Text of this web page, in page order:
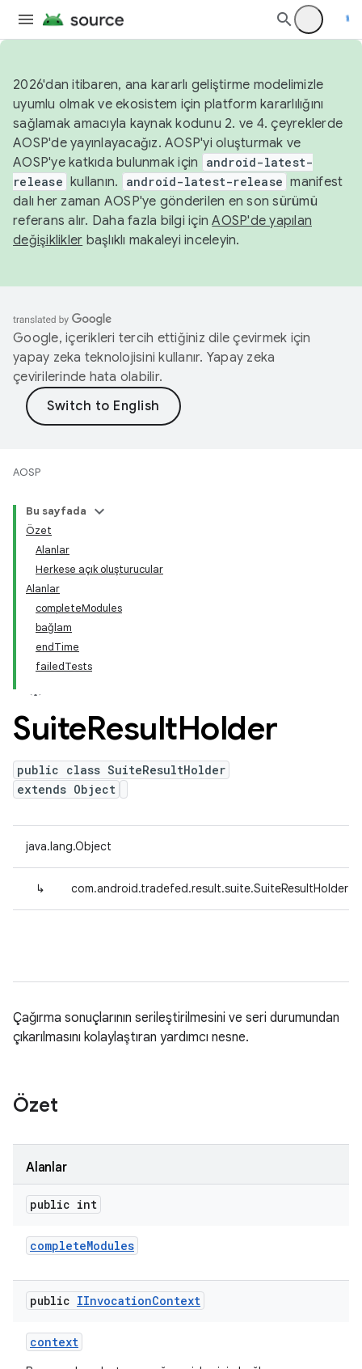
2026'dan itibaren, ana kararlı geliştirme modelimizle
uyumlu olmak ve ekosistem için platform kararlılığını
sağlamak amacıyla kaynak kodunu 2. ve 4. çeyreklerde
AOSP'de yayınlayacağız. AOSP'yi oluşturmak ve
AOSP'ye katkıda bulunmak için
android-latest-
release kullanın. android-latest-release manifest
dalı her zaman AOSP'ye gönderilen en son sürümü
referans alır. Daha fazla bilgi içinAOSP'de yapılan
değişiklikler başlıklı makaleyi inceleyin.
Google, içerikleri tercih ettiğiniz dile çevirmek için
yapay zeka teknolojisini kullanır. Yapay zeka
çevirilerinde hata olabilir.
AOSP
Bu sayfada
Özet
Alanlar
Herkese açık oluşturucular
Alanlar
completeModules
bağlam
endTime
failedTests
SuiteResultHolder
public class SuiteResultHolder
extends Object
java.lang.Object
↳ com.android.tradefed.result.suite.SuiteResultHolder
Çağırma sonuçlarının serileştirilmesini ve seri durumundan
çıkarılmasını kolaylaştıran yardımcı nesne.
Özet
Alanlar
public int
completeModules
public IInvocationContext
context